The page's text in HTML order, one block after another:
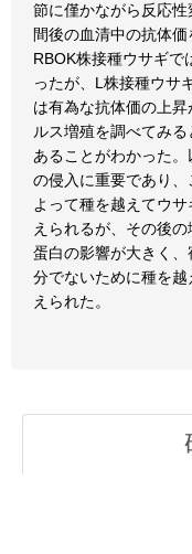
節に僅かながら反応
間後の血清中の抗体価
RBOK株接種ウサギで
ったが、L株接種ウサ
は有為な抗体価の上
ルス増殖を調べてみ
あることがわかった
の侵入に重要であり
よって種を越えてウ
えられるが、その後
蛋白の影響が大きく
分でないために種を
えられた。